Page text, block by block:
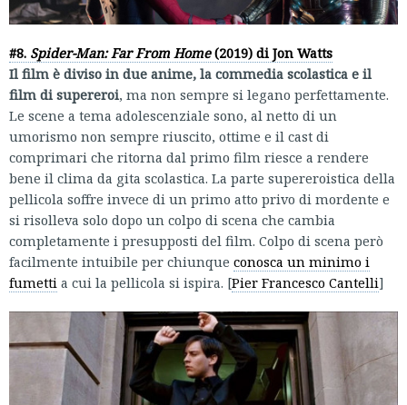
#8. Spider-Man: Far From Home(2019) di Jon Watts
Il film è diviso in due anime, la commedia scolastica e il
film di supereroi, ma non sempre si legano perfettamente.
Le scene a tema adolescenziale sono, al netto di un
umorismo non sempre riuscito, ottime e il cast di
comprimari che ritorna dal primo film riesce a rendere
bene il clima da gita scolastica. La parte supereroistica della
pellicola soffre invece di un primo atto privo di mordente e
si risolleva solo dopo un colpo di scena che cambia
completamente i presupposti del film. Colpo di scena però
facilmente intuibile per chiunque conosca un minimo i
fumetti a cui la pellicola si ispira. [Pier Francesco Cantelli]